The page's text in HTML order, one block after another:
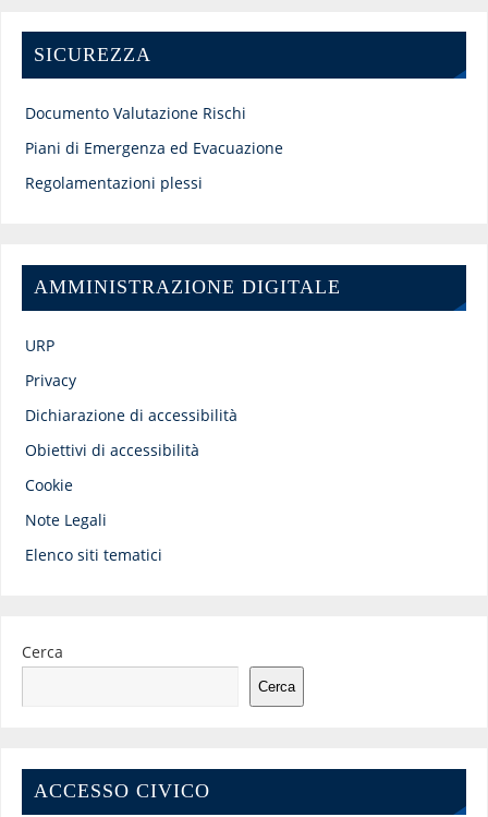
SICUREZZA
Documento Valutazione Rischi
Piani di Emergenza ed Evacuazione
Regolamentazioni plessi
AMMINISTRAZIONE DIGITALE
URP
Privacy
Dichiarazione di accessibilità
Obiettivi di accessibilità
Cookie
Note Legali
Elenco siti tematici
Cerca
Cerca
ACCESSO CIVICO